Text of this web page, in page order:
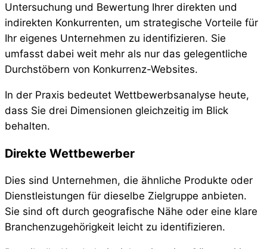
Untersuchung und Bewertung Ihrer direkten und
indirekten Konkurrenten, um strategische Vorteile für
Ihr eigenes Unternehmen zu identifizieren. Sie
umfasst dabei weit mehr als nur das gelegentliche
Durchstöbern von Konkurrenz-Websites.
In der Praxis bedeutet Wettbewerbsanalyse heute,
dass Sie drei Dimensionen gleichzeitig im Blick
behalten.
Direkte Wettbewerber
Dies sind Unternehmen, die ähnliche Produkte oder
Dienstleistungen für dieselbe Zielgruppe anbieten.
Sie sind oft durch geografische Nähe oder eine klare
Branchenzugehörigkeit leicht zu identifizieren.